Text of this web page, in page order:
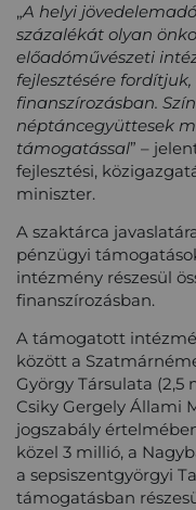
„A helyi
százalékát olyan
előadóművészeti
fejlesztésére
finanszírozásban.
néptáncegyüttesek
támogatással” –
fejlesztési,
miniszter.
A szaktárca
pénzügyi
intézmény részesül
finanszírozásban.
A támogatott
között a
György Társulata
Csiky Gergely Állami
jogszabály
közel 3 millió, a
a sepsiszentgyörgyi
támogatásban